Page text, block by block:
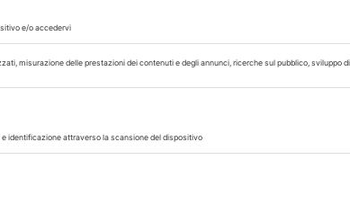
sempre meno studi nuovi
sono meno di quelli attivi 5 anni fa, crescono
i dati diffusi dal MEF (2023, dichiarazione 2024)